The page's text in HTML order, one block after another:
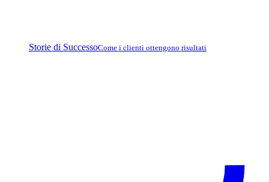
Storie di SuccessoCome i clienti ottengono risultati